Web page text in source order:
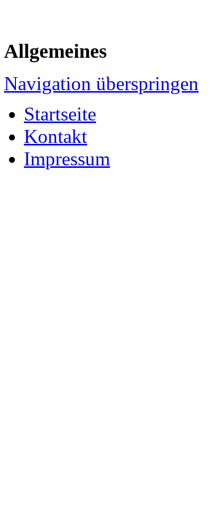
Allgemeines
Navigation überspringen
Startseite
Kontakt
Impressum